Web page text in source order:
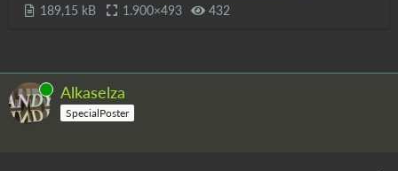
189,15 kB 1.900×493 432
Online Alkaselza
SpecialPoster